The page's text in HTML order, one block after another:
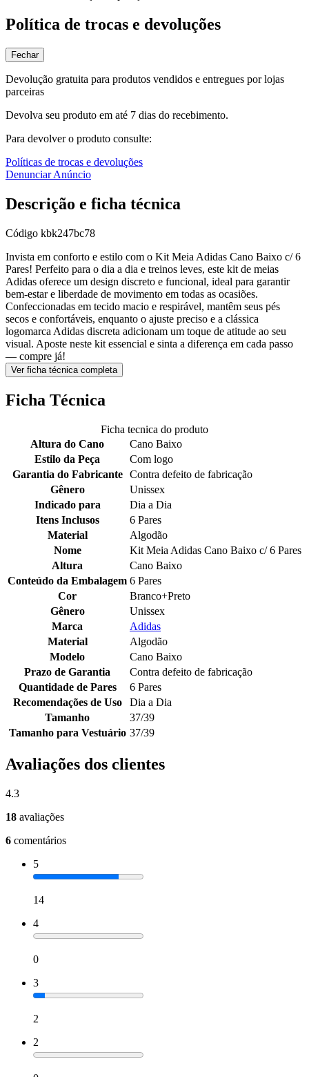
Política de trocas e devoluções
Fechar
Devolução gratuita para produtos vendidos e entregues por lojas
parceiras
Devolva seu produto em até 7 dias do recebimento.
Para devolver o produto consulte:
Políticas de trocas e devoluções
Denunciar Anúncio
Descrição e ficha técnica
Código kbk247bc78
Invista em conforto e estilo com o Kit Meia Adidas Cano Baixo c/ 6
Pares! Perfeito para o dia a dia e treinos leves, este kit de meias
Adidas oferece um design discreto e funcional, ideal para garantir
bem-estar e liberdade de movimento em todas as ocasiões.
Confeccionadas em tecido macio e respirável, mantêm seus pés
secos e confortáveis, enquanto o ajuste preciso e a clássica
logomarca Adidas discreta adicionam um toque de atitude ao seu
visual. Aposte neste kit essencial e sinta a diferença em cada passo
— compre já!
Ver ficha técnica completa
Ficha Técnica
Ficha tecnica do produto
Altura do Cano
Cano Baixo
Estilo da Peça
Com logo
Garantia do Fabricante
Contra defeito de fabricação
Gênero
Unissex
Indicado para
Dia a Dia
Itens Inclusos
6 Pares
Material
Algodão
Nome
Kit Meia Adidas Cano Baixo c/ 6 Pares
Altura
Cano Baixo
Conteúdo da Embalagem 6 Pares
Cor
Branco+Preto
Gênero
Unissex
Marca
Adidas
Material
Algodão
Modelo
Cano Baixo
Prazo de Garantia
Contra defeito de fabricação
Quantidade de Pares
6 Pares
Recomendações de Uso
Dia a Dia
Tamanho
37/39
Tamanho para Vestuário 37/39
Avaliações dos clientes
4.3
18 avaliações
6 comentários
5
14
4
0
3
2
2